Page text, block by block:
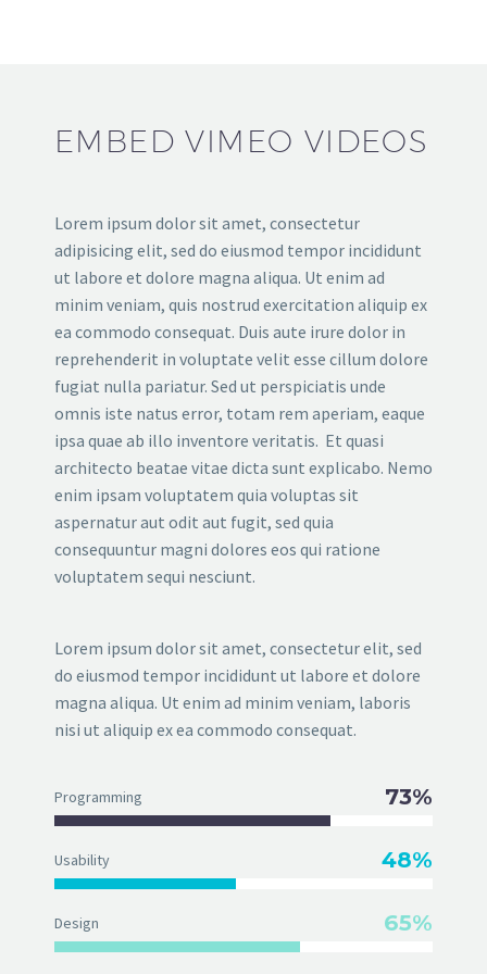
EMBED VIMEO VIDEOS
Lorem ipsum dolor sit amet, consectetur
adipisicing elit, sed do eiusmod tempor incididunt
ut labore et dolore magna aliqua. Ut enim ad
minim veniam, quis nostrud exercitation aliquip ex
ea commodo consequat. Duis aute irure dolor in
reprehenderit in voluptate velit esse cillum dolore
fugiat nulla pariatur. Sed ut perspiciatis unde
omnis iste natus error, totam rem aperiam, eaque
ipsa quae ab illo inventore veritatis. Et quasi
architecto beatae vitae dicta sunt explicabo. Nemo
enim ipsam voluptatem quia voluptas sit
aspernatur aut odit aut fugit, sed quia
consequuntur magni dolores eos qui ratione
voluptatem sequi nesciunt.
Lorem ipsum dolor sit amet, consectetur elit, sed
do eiusmod tempor incididunt ut labore et dolore
magna aliqua. Ut enim ad minim veniam, laboris
nisi ut aliquip ex ea commodo consequat.
Programming 73%
Usability 48%
Design 65%